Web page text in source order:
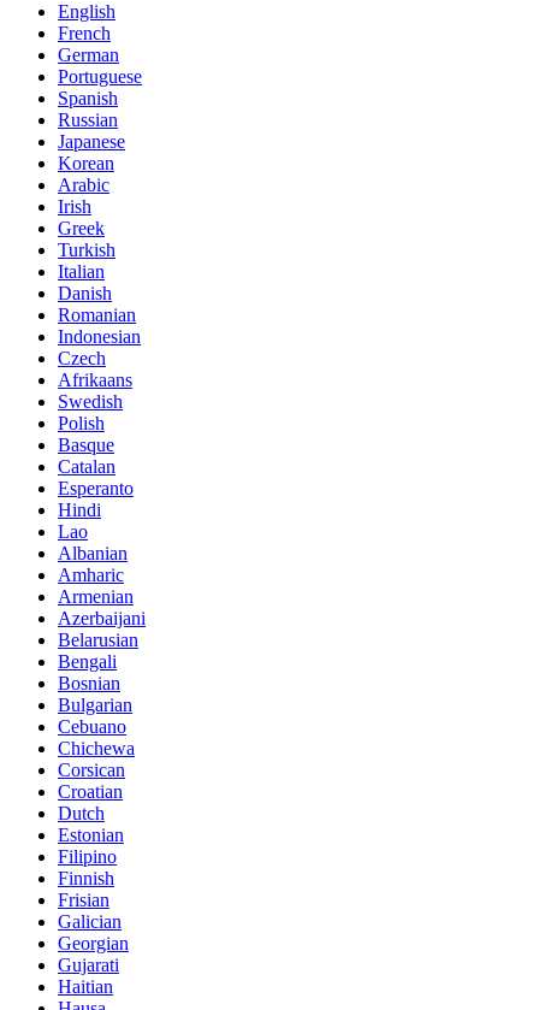
English
French
German
Portuguese
Spanish
Russian
Japanese
Korean
Arabic
Irish
Greek
Turkish
Italian
Danish
Romanian
Indonesian
Czech
Afrikaans
Swedish
Polish
Basque
Catalan
Esperanto
Hindi
Lao
Albanian
Amharic
Armenian
Azerbaijani
Belarusian
Bengali
Bosnian
Bulgarian
Cebuano
Chichewa
Corsican
Croatian
Dutch
Estonian
Filipino
Finnish
Frisian
Galician
Georgian
Gujarati
Haitian